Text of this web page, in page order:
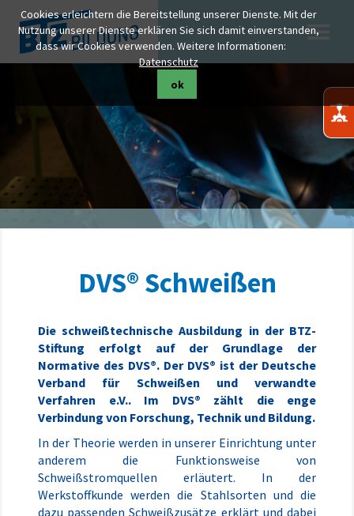
Cookies erleichtern die Bereitstellung unserer Dienste. Mit der
Nutzung unserer Dienste erklären Sie sich damit einverstanden,
dass wir Cookies verwenden. Weitere Informationen:
Datenschutz
ok
DVS® Schweißen
Die schweißtechnische Ausbildung in der BTZ-
Stiftung erfolgt auf der Grundlage der
Normative des DVS®. Der DVS® ist der Deutsche
Verband für Schweißen und verwandte
Verfahren e.V.. Im DVS® zählt die enge
Verbindung von Forschung, Technik und Bildung.
In der Theorie werden in unserer Einrichtung unter
anderem die Funktionsweise von
Schweißstromquellen erläutert. In der
Werkstoffkunde werden die Stahlsorten und die
dazu passenden Schweißzusätze erklärt und dabei